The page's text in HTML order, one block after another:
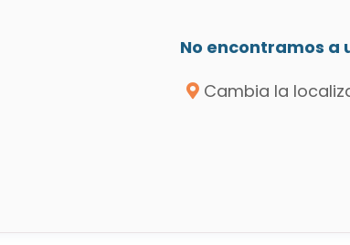
No encontramos a
Cambia la